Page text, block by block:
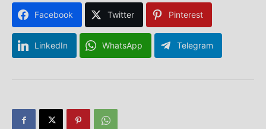
Facebook Twitter Pinterest
LinkedIn WhatsApp Telegram